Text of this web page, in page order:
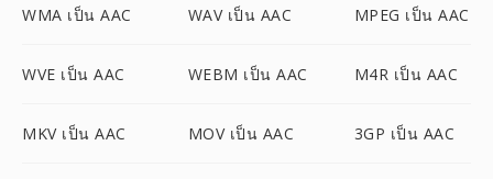
WMA เป็น AAC WAV เป็น AAC MPEG เป็น AAC
WVE เป็น AAC WEBM เป็น AAC M4R เป็น AAC
MKV เป็น AAC MOV เป็น AAC 3GP เป็น AAC